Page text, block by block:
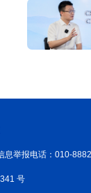
息举报电话：010-
号